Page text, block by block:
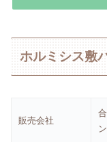
ホルミシス敷
販売会社